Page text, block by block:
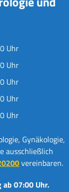
Uhr
Uhr
Uhr
Uhr
Uhr
Gynäkologie,
ausschließlich
vereinbaren.
ab 07:00 Uhr.